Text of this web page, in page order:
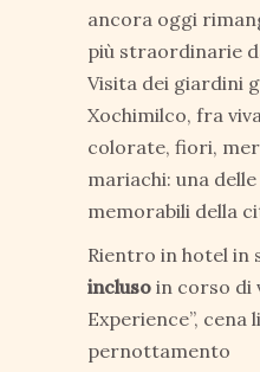
ancora oggi
più straordinarie
Visita dei giardini
Xochimilco, fra
colorate, fiori,
mariachi: una
memorabili della
Rientro in hotel in
incluso in corso di
Experience”, cena
pernottamento